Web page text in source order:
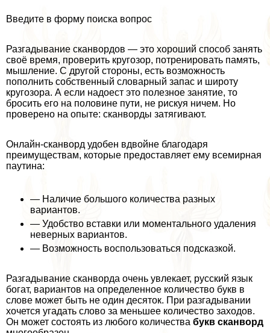
Введите в форму поиска вопрос
Разгадывание сканвордов — это хороший способ занять
своё время, проверить кругозор, потренировать память,
мышление. С другой стороны, есть возможность
пополнить собственный словарный запас и широту
кругозора. А если надоест это полезное занятие, то
бросить его на половине пути, не рискуя ничем. Но
проверено на опыте: сканворды затягивают.
Онлайн-сканворд удобен вдвойне благодаря
преимуществам, которые предоставляет ему всемирная
паутина:
— Наличие большого количества разных
вариантов.
— Удобство вставки или моментального удаления
неверных вариантов.
— Возможность воспользоваться подсказкой.
Разгадывание сканворда очень увлекает, русский язык
богат, вариантов на определенное количество букв в
слове может быть не один десяток. При разгадывании
хочется угадать слово за меньшее количество заходов.
Он может состоять из любого количества букв сканворд